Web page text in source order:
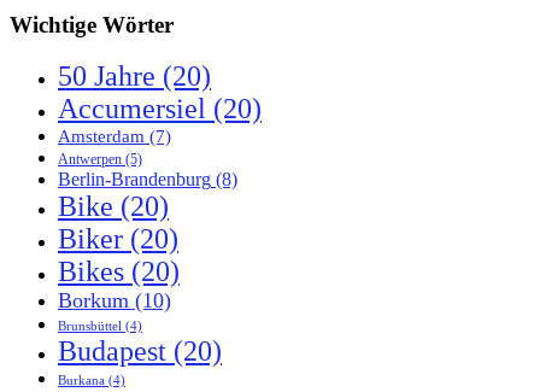
Wichtige Wörter
50 Jahre (20)
Accumersiel (20)
Amsterdam (7)
Antwerpen (5)
Berlin-Brandenburg (8)
Bike (20)
Biker (20)
Bikes (20)
Borkum (10)
Brunsbüttel (4)
Budapest (20)
Burkana (4)